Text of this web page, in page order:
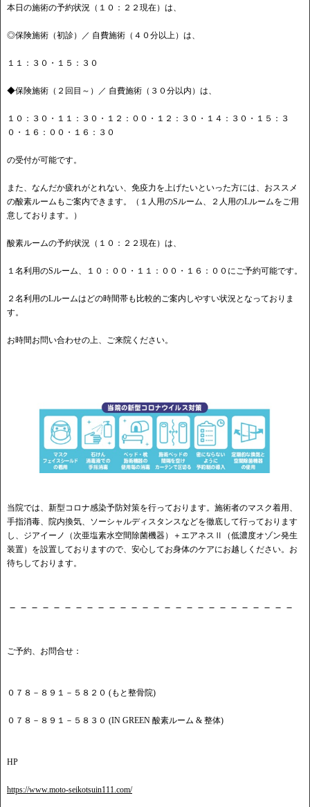
本日の施術の予約状況（１０：２２現在）は、
◎保険施術（初診）／ 自費施術（４０分以上）は、
１１：３０・１５：３０
◆保険施術（２回目～）／ 自費施術（３０分以内）は、
１０：３０・１１：３０・１２：００・１２：３０・１４：３０・１５：３
０・１６：００・１６：３０
の受付が可能です。
また、なんだか疲れがとれない、免疫力を上げたいといった方には、おススメ
の酸素ルームもご案内できます。（１人用のSルーム、２人用のLルームをご用
意しております。）
酸素ルームの予約状況（１０：２２現在）は、
１名利用のSルーム、１０：００・１１：００・１６：００にご予約可能です。
２名利用のLルームはどの時間帯も比較的ご案内しやすい状況となっておりま
す。
お時間お問い合わせの上、ご来院ください。
当院では、新型コロナ感染予防対策を行っております。施術者のマスク着用、
手指消毒、院内換気、ソーシャルディスタンスなどを徹底して行っております
し、ジアイーノ（次亜塩素水空間除菌機器）＋エアネスⅡ（低濃度オゾン発生
装置）を設置しておりますので、安心してお身体のケアにお越しください。お
待ちしております。
－－－－－－－－－－－－－－－－－－－－－－－－－－
ご予約、お問合せ：
０７８－８９１－５８２０ (もと整骨院)
０７８－８９１－５８３０ (IN GREEN 酸素ルーム & 整体)
HP
https://www.moto-seikotsuin111.com/